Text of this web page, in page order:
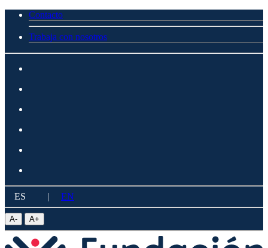
Contacto
Trabaja con nosotros
ES | EN
A- A+